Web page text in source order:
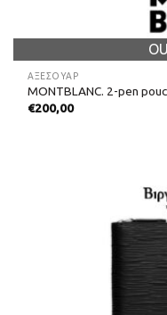
ΑΞΕΣΟΥΑΡ
MONTBLANC. 2-pen
€200,00